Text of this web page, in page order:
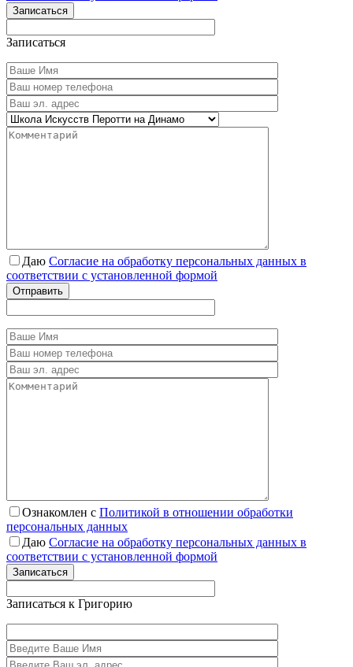
Записаться
Записаться
Даю Согласие на обработку персональных данных в
соответствии с установленной формой
Отправить
Ознакомлен с Политикой в отношении обработки
персональных данных
Даю Согласие на обработку персональных данных в
соответствии с установленной формой
Записаться
Записаться к Григорию